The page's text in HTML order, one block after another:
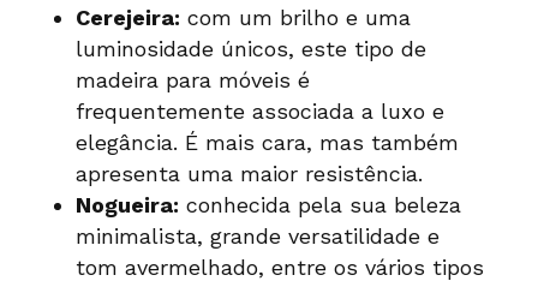
Cerejeira: com um brilho e uma
luminosidade únicos, este tipo de
madeira para móveis é
frequentemente associada a luxo e
elegância. É mais cara, mas também
apresenta uma maior resistência.
Nogueira: conhecida pela sua beleza
minimalista, grande versatilidade e
tom avermelhado, entre os vários tipos